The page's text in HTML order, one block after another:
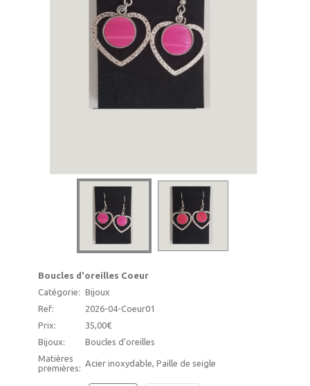
Boucles d'oreilles Coeur
Catégorie: Bijoux
Ref:
2026-04-Coeur01
Prix:
35,00€
Bijoux:
Boucles d'oreilles
Matières
premières: Acier inoxydable, Paille de seigle